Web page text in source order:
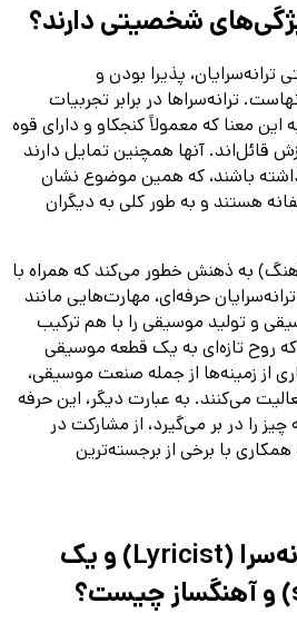
شخصیتی دارند؟
پذیرا بودن و
ترانه‌سراها در برابر تجربیات
این معنا که معمولاً کنجکاو و دارای قوه
قائل‌اند. آنها همچنین تمایل دارند
باشند، که همین موضوع نشان
هستند و به طور کلی به دیگران
به ذهنش خطور می‌کند که همراه با
حرفه‌ای، مهارت‌هایی مانند
و تولید موسیقی را با هم ترکیب
که روح تازه‌ای به یک قطعه موسیقی
از زمینه‌ها از جمله صنعت موسیقی،
می‌کنند. به عبارت دیگر، این حرفه
را در بر می‌گیرد، از مشارکت در
با برخی از برجسته‌ترین
تفاوت بین یک ترانه‌سرا (Lyricist) و یک